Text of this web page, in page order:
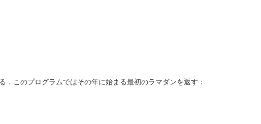
このプログラムではその年に始まる最初のラマダンを返す：